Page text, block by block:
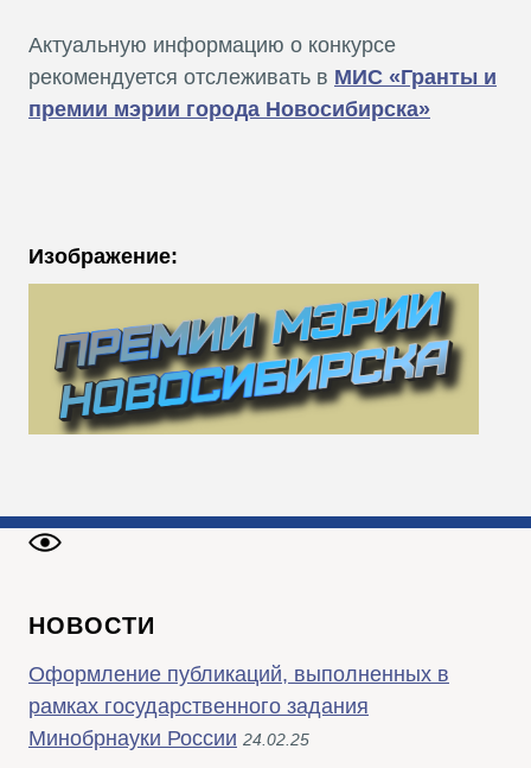
Актуальную информацию о конкурсе
рекомендуется отслеживать в МИС «Гранты и
премии мэрии города Новосибирска»
Изображение:
НОВОСТИ
Оформление публикаций, выполненных в
рамках государственного задания
Минобрнауки России 24.02.25